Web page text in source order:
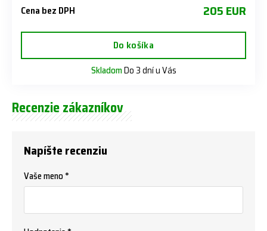
Cena bez DPH 205 EUR
Do košíka
SkladomDo 3 dní u Vás
Recenzie zákazníkov
Napíšte recenziu
Vaše meno *